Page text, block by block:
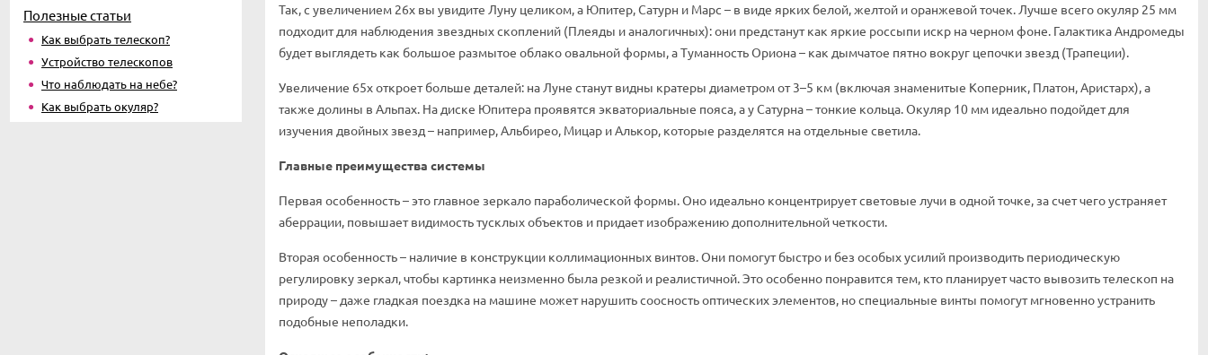
Полезные статьи
Как выбрать телескоп?
Устройство телескопов
Что наблюдать на небе?
Как выбрать окуляр?
Так, с увеличением 26х вы увидите Луну целиком, а Юпитер, Сатурн и Марс – в виде ярких белой, желтой и оранжевой точек. Лучше всего окуляр 25 мм
подходит для наблюдения звездных скоплений (Плеяды и аналогичных): они предстанут как яркие россыпи искр на черном фоне. Галактика Андромеды
будет выглядеть как большое размытое облако овальной формы, а Туманность Ориона – как дымчатое пятно вокруг цепочки звезд (Трапеции).
Увеличение 65х откроет больше деталей: на Луне станут видны кратеры диаметром от 3–5 км (включая знаменитые Коперник, Платон, Аристарх), а
также долины в Альпах. На диске Юпитера проявятся экваториальные пояса, а у Сатурна – тонкие кольца. Окуляр 10 мм идеально подойдет для
изучения двойных звезд – например, Альбирео, Мицар и Алькор, которые разделятся на отдельные светила.
Главные преимущества системы
Первая особенность – это главное зеркало параболической формы. Оно идеально концентрирует световые лучи в одной точке, за счет чего устраняет
аберрации, повышает видимость тусклых объектов и придает изображению дополнительной четкости.
Вторая особенность – наличие в конструкции коллимационных винтов. Они помогут быстро и без особых усилий производить периодическую
регулировку зеркал, чтобы картинка неизменно была резкой и реалистичной. Это особенно понравится тем, кто планирует часто вывозить телескоп на
природу – даже гладкая поездка на машине может нарушить соосность оптических элементов, но специальные винты помогут мгновенно устранить
подобные неполадки.